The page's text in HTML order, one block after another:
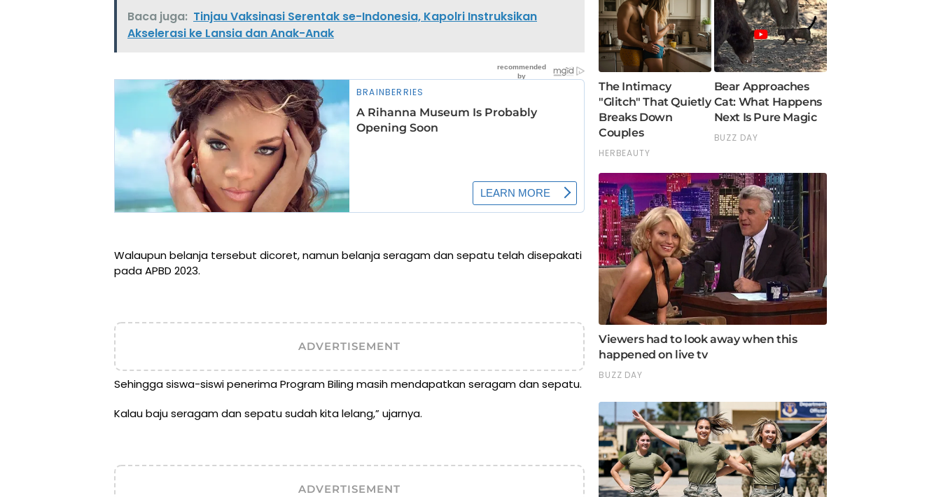
Baca juga: Tinjau Vaksinasi Serentak se-Indonesia, Kapolri Instruksikan
Akselerasi ke Lansia dan Anak-Anak
Walaupun belanja tersebut dicoret, namun belanja seragam dan sepatu telah disepakati
pada APBD 2023.
ADVERTISEMENT
Sehingga siswa-siswi penerima Program Biling masih mendapatkan seragam dan sepatu.
Kalau baju seragam dan sepatu sudah kita lelang,” ujarnya.
ADVERTISEMENT